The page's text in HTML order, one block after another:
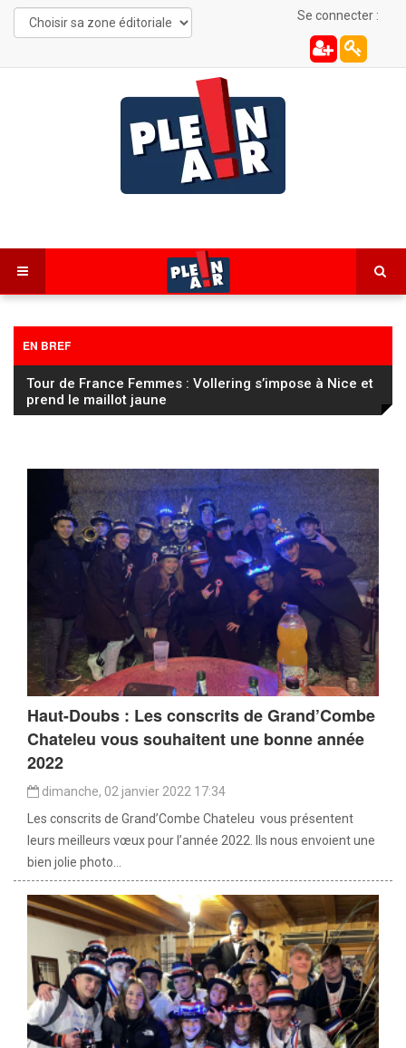
Se connecter :
EN BREF
Tour de France Femmes : Vollering s’impose à Nice et
prend le maillot jaune
Haut-Doubs : Les conscrits de Grand’Combe
Chateleu vous souhaitent une bonne année
2022
dimanche, 02 janvier 2022 17:34
Les conscrits de Grand’Combe Chateleu vous présentent
leurs meilleurs vœux pour l’année 2022. Ils nous envoient une
bien jolie photo...